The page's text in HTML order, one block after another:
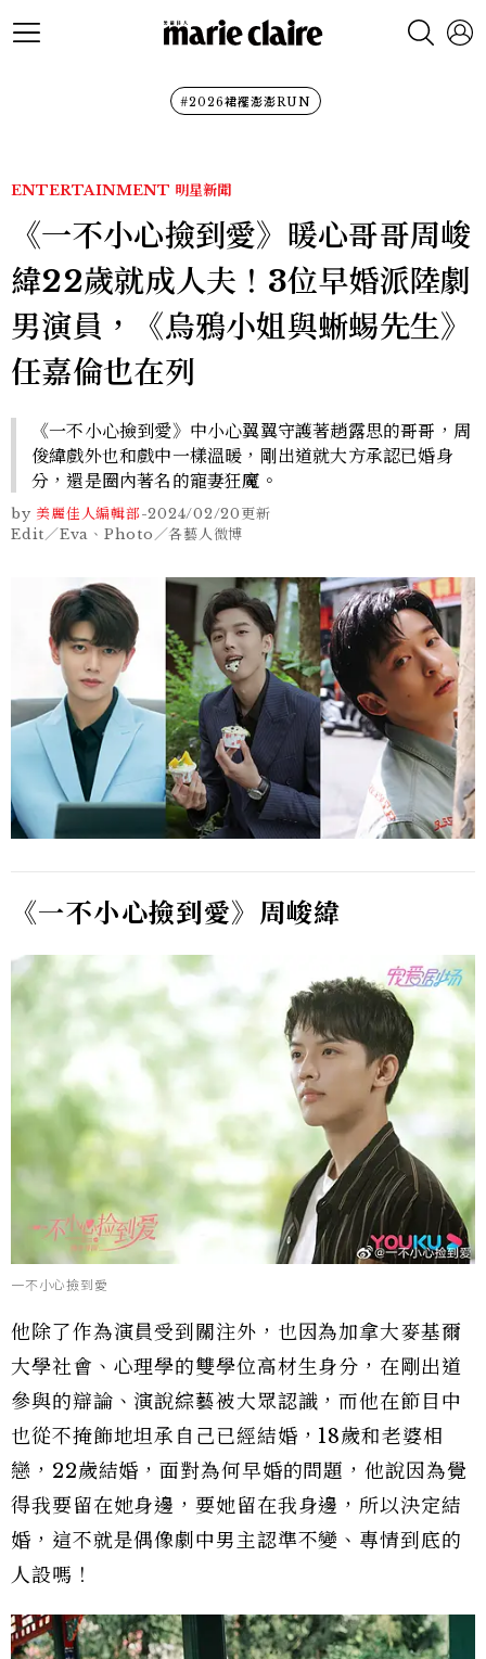
#2026裙襬澎澎RUN
ENTERTAINMENT 明星新聞
《一不小心撿到愛》暖心哥哥周峻
緯22歲就成人夫！3位早婚派陸劇
男演員，《烏鴉小姐與蜥蜴先生》
任嘉倫也在列
《一不小心撿到愛》中小心翼翼守護著趙露思的哥哥，周
俊緯戲外也和戲中一樣溫暖，剛出道就大方承認已婚身
分，還是圈內著名的寵妻狂魔。
by 美麗佳人編輯部-2024/02/20更新
Edit／Eva、Photo／各藝人微博
《一不小心撿到愛》周峻緯
一不小心撿到愛
他除了作為演員受到關注外，也因為加拿大麥基爾
大學社會、心理學的雙學位高材生身分，在剛出道
參與的辯論、演說綜藝被大眾認識，而他在節目中
也從不掩飾地坦承自己已經結婚，18歲和老婆相
戀，22歲結婚，面對為何早婚的問題，他說因為覺
得我要留在她身邊，要她留在我身邊，所以決定結
婚，這不就是偶像劇中男主認準不變、專情到底的
人設嗎！